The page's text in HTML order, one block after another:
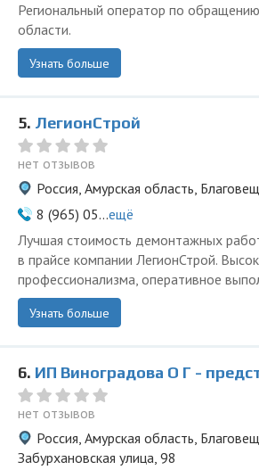
Региональный оператор по
области.
Узнать больше
5. ЛегионСтрой
нет отзывов
Россия, Амурская область,
8 (965) 05...ещё
Лучшая стоимость демонтажных
в прайсе компании ЛегионСтрой.
профессионализма, оперативное
Узнать больше
6. ИП Виноградова О Г - представитель ООО Ведущая
нет отзывов
Россия, Амурская область,
Забурхановская улица, 98